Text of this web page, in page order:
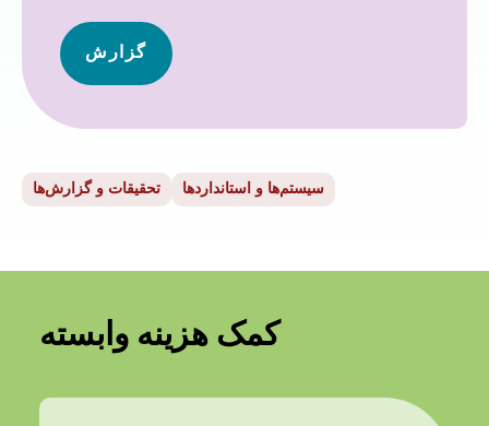
گزارش
تحقیقات و گزارش‌ها سیستم‌ها و استانداردها
کمک هزینه وابسته